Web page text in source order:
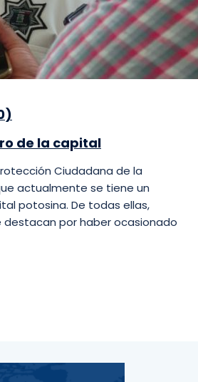
)
de la capital
Ciudadana de la
actualmente se tiene un
potosina. De todas ellas,
destacan por haber ocasionado